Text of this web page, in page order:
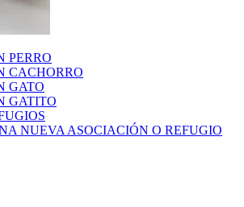
PERRO
CACHORRO
GATO
GATITO
NUEVA ASOCIACIÓN O REFUGIO